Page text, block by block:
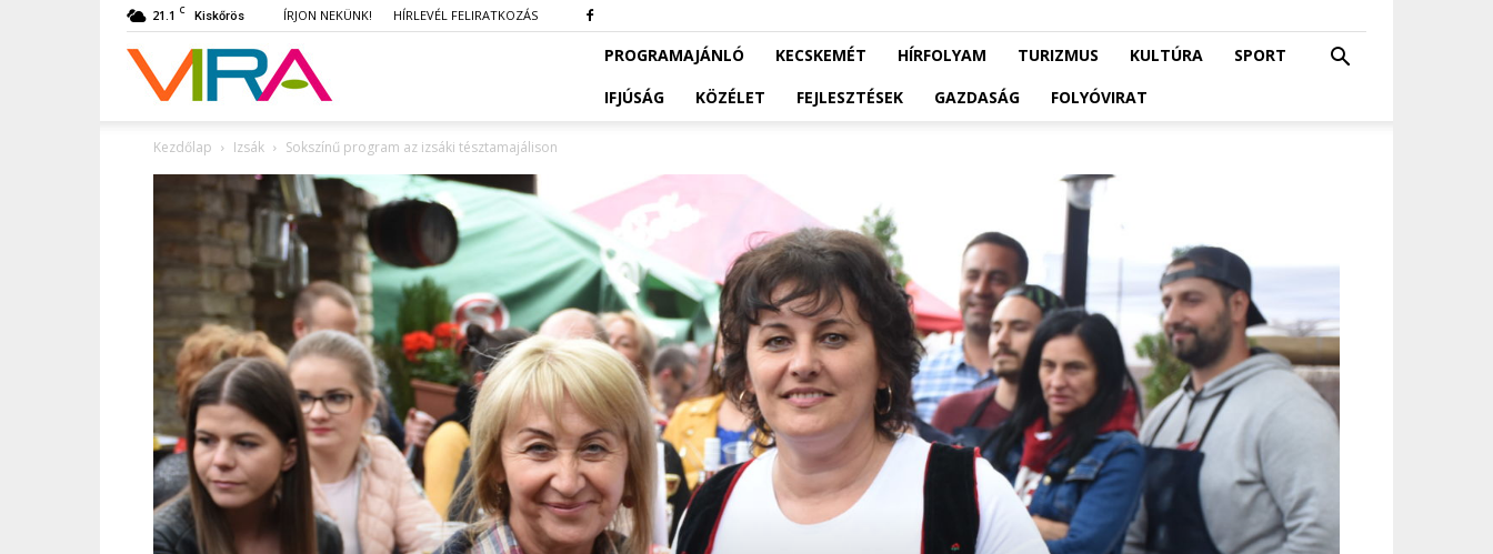
21.1 C Kiskőrös ÍRJON NEKÜNK! HÍRLEVÉL FELIRATKOZÁS
VIRA PROGRAMAJÁNLÓ KECSKEMÉT HÍRFOLYAM TURIZMUS KULTÚRA
SPORT
IFJÚSÁG
KÖZÉLET FEJLESZTÉSEK GAZDASÁG FOLYÓVIRAT
Kezdőlap Izsák Sokszínű program az izsáki tésztamajálison